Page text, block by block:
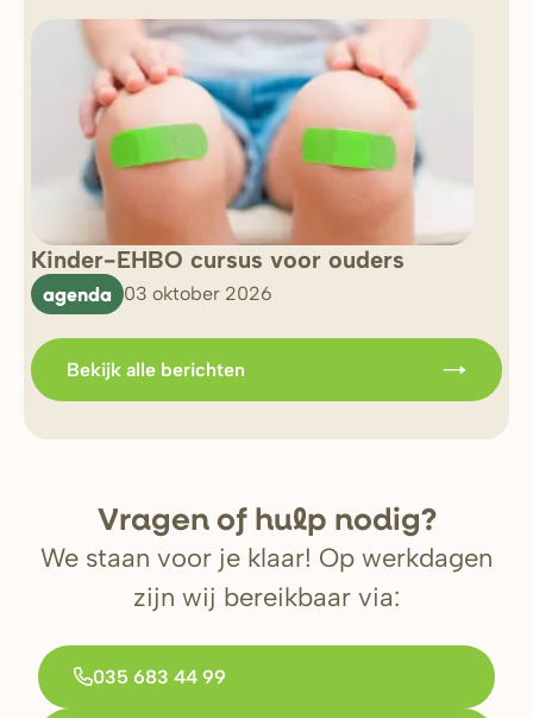
Kinder-EHBO cursus voor ouders
agenda 03 oktober 2026
Bekijk alle berichten
Vragen of hulp nodig?
We staan voor je klaar! Op werkdagen
zijn wij bereikbaar via:
035 683 44 99